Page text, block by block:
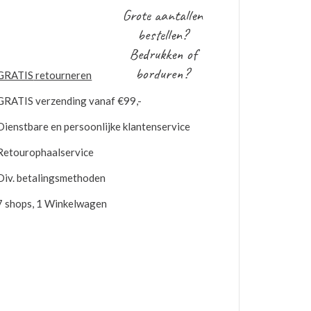
Grote aantallen
bestellen?
Bedrukken of
borduren?
retourneren
verzending vanaf €99,-
en persoonlijke klantenservice
betalingsmethoden
shops, 1 Winkelwagen